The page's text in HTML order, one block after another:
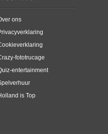
ons
fototrucage
entertainment
is Top